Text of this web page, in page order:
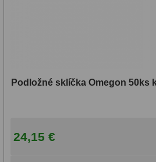
Podložné sklíčka Omegon 50ks
24,15 €